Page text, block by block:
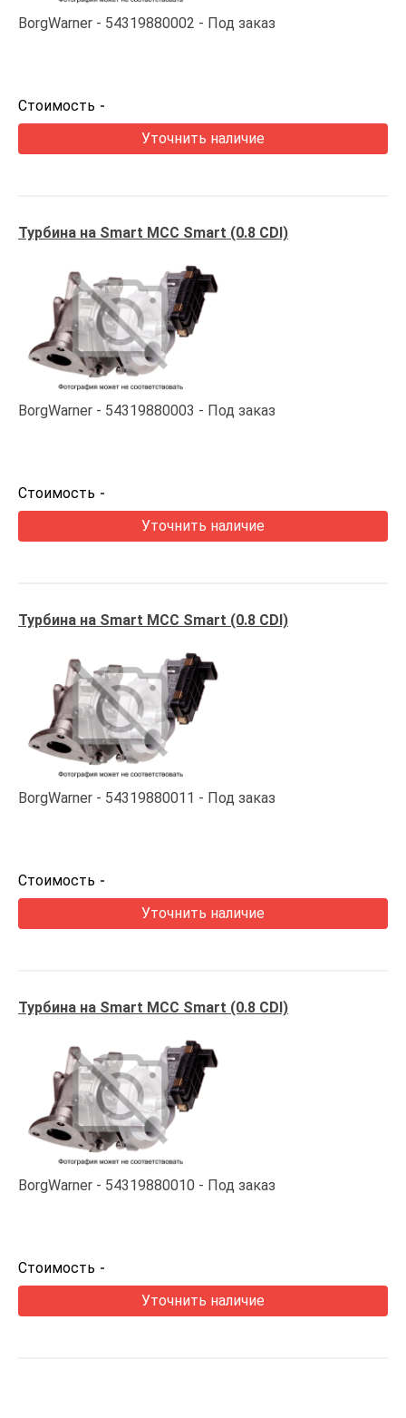
BorgWarner 54319880002 Под заказ
Стоимость -
Уточнить наличие
Турбина на Smart MCC Smart (0.8 CDI)
BorgWarner 54319880003 Под заказ
Стоимость -
Уточнить наличие
Турбина на Smart MCC Smart (0.8 CDI)
BorgWarner 54319880011 Под заказ
Стоимость -
Уточнить наличие
Турбина на Smart MCC Smart (0.8 CDI)
BorgWarner 54319880010 Под заказ
Стоимость -
Уточнить наличие